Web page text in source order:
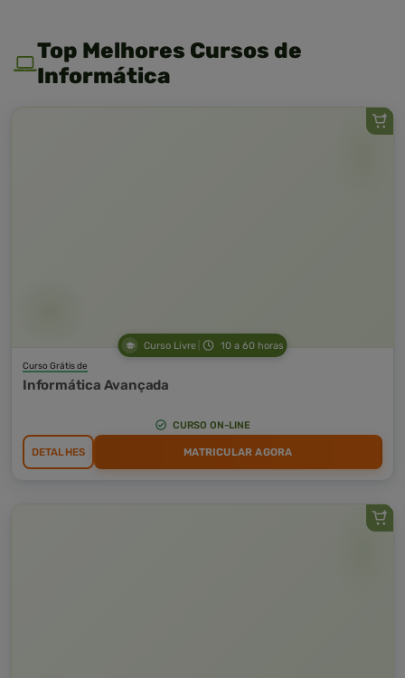
Top Melhores Cursos de
Informática
Curso Livre 10 a 60 horas
Curso Grátis de
Informática Avançada
CURSO ON-LINE
DETALHES MATRICULAR AGORA